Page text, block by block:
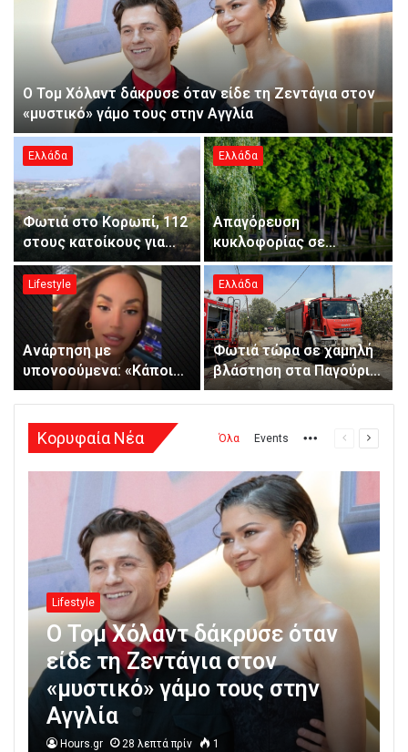
Ο Τομ Χόλαντ δάκρυσε όταν είδε τη Ζεντάγια στον
«μυστικό» γάμο τους στην Αγγλία
Ελλάδα
Φωτιά στο Κορωπί, 112
στους κατοίκους για
ετοιμότητα: Επιχειρούν
ισχυρές επίγειες
δυνάμεις και έξι
εναέρια, βίντεο
Ελλάδα
Απαγόρευση
κυκλοφορίας σε
δασικές περιοχές της
Χαλκιδικής λόγω
υψηλού κινδύνου
εκδήλωσης πυρκαγιάς
Lifestyle
Ανάρτηση με
υπονοούμενα: «Κάποιοι
άντρες είναι απλά
κατώτεροι των
περιστάσεων» λέει η
Ανδρομάχη εν μέσω
φημών για τη σχέση της
με τον Γιώργο Λιβάνη
Ελλάδα
Φωτιά τώρα σε χαμηλή
βλάστηση στα Παγούρια
Κομοτηνής,
κινητοποίηση της
Πυροσβεστικής
Κορυφαία Νέα Όλα Events More
Lifestyle
Ο Τομ Χόλαντ δάκρυσε όταν
είδε τη Ζεντάγια στον
«μυστικό» γάμο τους στην
Αγγλία
Hours.gr 28 λεπτά πρίν 1